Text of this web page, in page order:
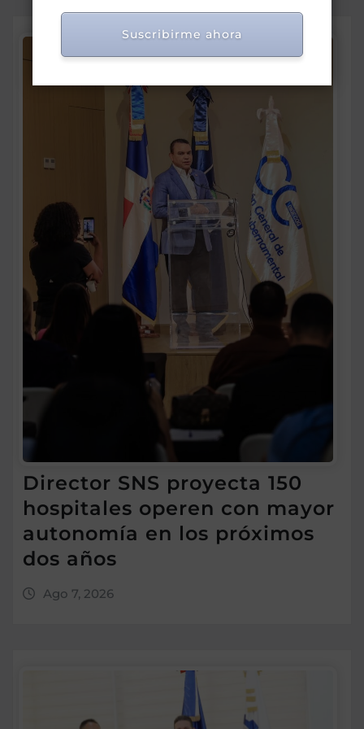
Director SNS proyecta 150
hospitales operen con mayor
autonomía en los próximos
dos años
Ago 7, 2026
Suscribirme ahora